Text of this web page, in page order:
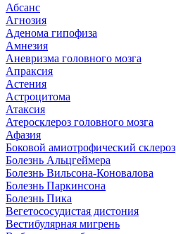
Абсанс
Агнозия
Аденома гипофиза
Амнезия
Аневризма головного мозга
Апраксия
Астения
Астроцитома
Атаксия
Атеросклероз головного мозга
Афазия
Боковой амиотрофический склероз
Болезнь Альцгеймера
Болезнь Вильсона-Коновалова
Болезнь Паркинсона
Болезнь Пика
Вегетососудистая дистония
Вестибулярная мигрень